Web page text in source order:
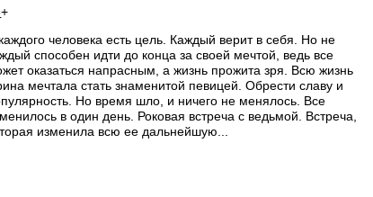
+
человека есть цель. Каждый верит в себя. Но не
способен идти до конца за своей мечтой, ведь все
оказаться напрасным, а жизнь прожита зря. Всю жизнь
мечтала стать знаменитой певицей. Обрести славу и
Но время шло, и ничего не менялось. Все
в один день. Роковая встреча с ведьмой. Встреча,
изменила всю ее дальнейшую...